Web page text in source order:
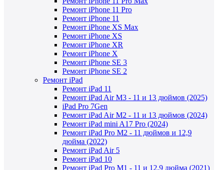
Ремонт iPhone 11 Pro
Ремонт iPhone 11
Ремонт iPhone XS Max
Ремонт iPhone XS
Ремонт iPhone XR
Ремонт iPhone X
Ремонт iPhone SE 3
Ремонт iPhone SE 2
Ремонт iPad
Ремонт iPad 11
Ремонт iPad Air M3 - 11 и 13 дюймов (2025)
iPad Pro 7Gen
Ремонт iPad Air M2 - 11 и 13 дюймов (2024)
Ремонт iPad mini A17 Pro (2024)
Ремонт iPad Pro M2 - 11 дюймов и 12,9
дюйма (2022)
Ремонт iPad Air 5
Ремонт iPad 10
Ремонт iPad Pro M1 - 11 и 12,9 дюйма (2021)